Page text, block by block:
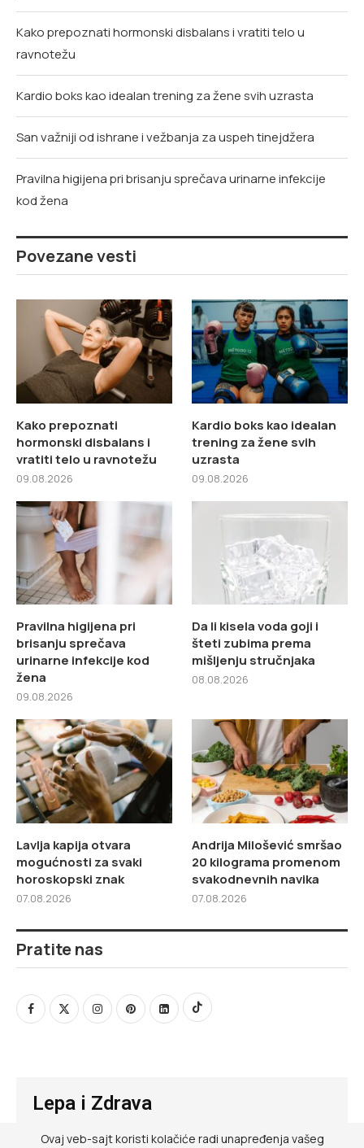
Kako prepoznati hormonski disbalans i vratiti telo u
ravnotežu
Kardio boks kao idealan trening za žene svih uzrasta
San važniji od ishrane i vežbanja za uspeh tinejdžera
Pravilna higijena pri brisanju sprečava urinarne infekcije
kod žena
Povezane vesti
Kako prepoznati
hormonski disbalans i
vratiti telo u ravnotežu
09.08.2026
Kardio boks kao idealan
trening za žene svih
uzrasta
09.08.2026
Pravilna higijena pri
brisanju sprečava
urinarne infekcije kod
žena
09.08.2026
Da li kisela voda goji i
šteti zubima prema
mišljenju stručnjaka
08.08.2026
Lavlja kapija otvara
mogućnosti za svaki
horoskopski znak
07.08.2026
Andrija Milošević smršao
20 kilograma promenom
svakodnevnih navika
07.08.2026
Pratite nas
Lepa i Zdrava
Ovaj veb-sajt koristi kolačiće radi unapređenja vašeg